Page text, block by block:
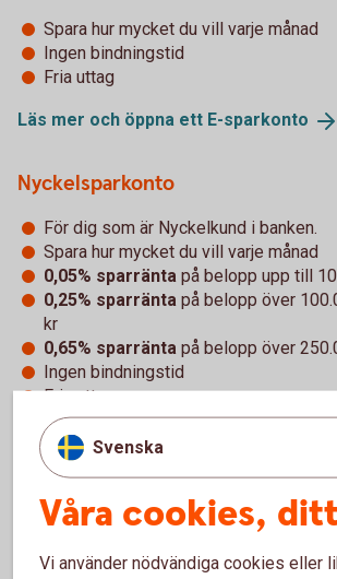
Spara hur mycket du vill varje månad
Ingen bindningstid
Fria uttag
Läs mer och öppna ett E-sparkonto
Nyckelsparkonto
För dig som är Nyckelkund i banken.
Spara hur mycket du vill varje månad
0,05% sparränta på belopp upp till
0,25% sparränta på belopp över
kr
0,65% sparränta på belopp över
Ingen bindningstid
Fria uttag
Läs mer om bankens
Kontot omfattas av
Kontot omfattas av den statliga
Svenska
Våra cookies,
Vi använder nödvändiga cookies eller